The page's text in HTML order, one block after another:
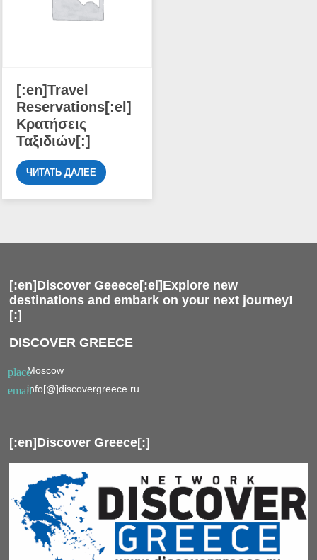
[:en]Travel
Reservations[:el]
Κρατήσεις
Ταξιδιών[:]
ЧИТАТЬ ДАЛЕЕ
[:en]Discover Geeece[:el]Explore new
destinations and embark on your next journey!
[:]
DISCOVER GREECE
placeMoscow
emailinfo[@]discovergreece.ru
[:en]Discover Greece[:]